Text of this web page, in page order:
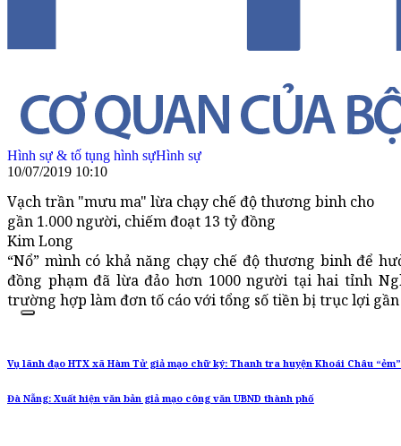
Hình sự & tố tụng hình sựHình sự
10/07/2019 10:10
Vạch trần "mưu ma" lừa chạy chế độ thương binh cho
gần 1.000 người, chiếm đoạt 13 tỷ đồng
Kim Long
“Nổ” mình có khả năng chạy chế độ thương binh để
đồng phạm đã lừa đảo hơn 1000 người tại hai tỉnh
trường hợp làm đơn tố cáo với tổng số tiền bị trục lợi
Vụ lãnh đạo HTX xã Hàm Tử giả mạo chữ ký: Thanh tra huyện Khoái Châu
Đà Nẵng: Xuất hiện văn bản giả mạo công văn UBND thành phố